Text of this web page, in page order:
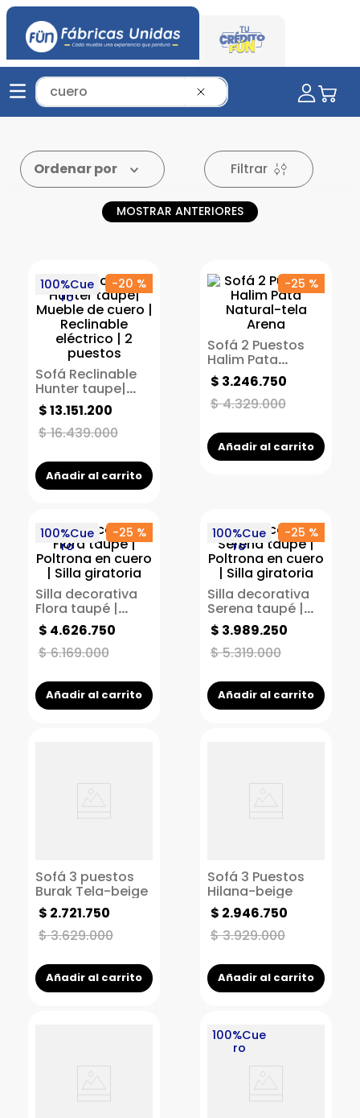
Tu mueble soñado aquí...
Ordenar por Filtrar
24PRODUCTOS
MOSTRAR ANTERIORES
100%Cue
ro
-20 %
Sofá Reclinable
Hunter taupe|
Mueble de cuero |
Reclinable
eléctrico | 2
$16.439.000
$13.151.200
Añadir al carrito
-25 %
Sofá 2 Puestos
Halim Pata
Natural-tela
Arena
$4.329.000
$ 3.246.750
Añadir al carrito
100%Cue
ro
-25 %
Silla decorativa
Flora taupé |
Poltrona en cuero
| Silla giratoria
$6.169.000
$ 4.626.750
Añadir al carrito
100%Cue
ro
-25 %
Silla decorativa
Serena taupé |
Poltrona en cuero
| Silla giratoria
$5.319.000
$ 3.989.250
Añadir al carrito
Sofá 3 puestos
Burak Tela-beige
$3.629.000
$ 2.721.750
Añadir al carrito
Sofá 3 Puestos
Hilana-beige
$3.929.000
$ 2.946.750
Añadir al carrito
100%Cue
ro